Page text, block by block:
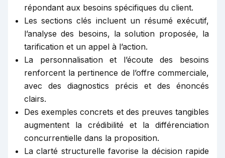
répondant aux besoins spécifiques du client.
Les sections clés incluent un résumé exécutif,
l’analyse des besoins, la solution proposée, la
tarification et un appel à l’action.
La personnalisation et l’écoute des besoins
renforcent la pertinence de l’offre commerciale,
avec des diagnostics précis et des énoncés
clairs.
Des exemples concrets et des preuves tangibles
augmentent la crédibilité et la différenciation
concurrentielle dans la proposition.
La clarté structurelle favorise la décision rapide